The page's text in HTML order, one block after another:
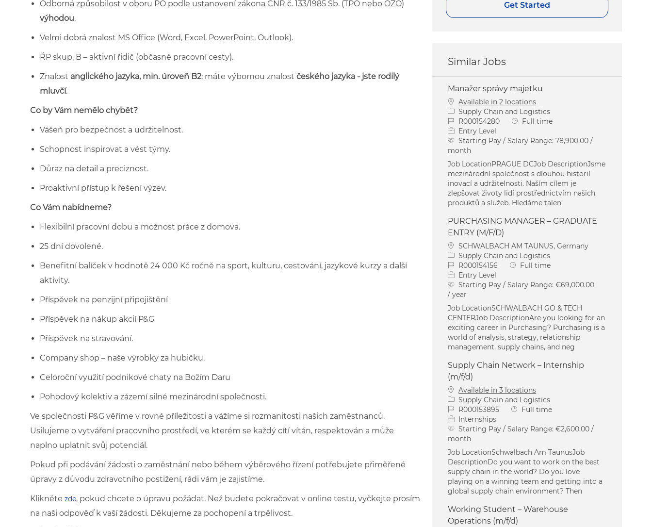
Odborná způsobilost v oboru PO podle ustanovení zákona ČNR č. 133/1985 Sb. (TPO nebo OZO)
výhodou.
Velmi dobrá znalost MS Office (Word, Excel, PowerPoint, Outlook).
ŘP skup. B – aktivní řidič (občasné pracovní cesty).
Znalost anglického jazyka, min. úroveň B2; máte výbornou znalost českého jazyka - jste rodilý
mluvčí.
Co by Vám nemělo chybět?
Vášeň pro bezpečnost a udržitelnost.
Schopnost inspirovat a vést týmy.
Důraz na detail a preciznost.
Proaktivní přístup k řešení výzev.
Co Vám nabídneme?
Flexibilní pracovní dobu a možnost práce z domova.
25 dní dovolené.
Benefitní balíček v hodnotě 24 000 Kč ročně na sport, kulturu, cestování, jazykové kurzy a další
aktivity.
Příspěvek na penzijní připojištění
Příspěvek na nákup akcií P&G
Příspěvek na stravování.
Company shop – naše výrobky za hubičku.
Celoroční využití podnikové chaty na Božím Daru
Pohodový kolektiv a zázemí silné mezinárodní společnosti.
Ve společnosti P&G věříme v rovné příležitosti a vážíme si rozmanitosti našich zaměstnanců.
Usilujeme o vytváření pracovního prostředí, ve kterém se každý cítí vítán, respektován a může
naplno uplatnit svůj potenciál.
Pokud při podávání žádosti o zaměstnání nebo během výběrového řízení potřebujete přiměřené
úpravy z důvodu zdravotního postižení, rádi vám je zajistíme.
Klikněte zde, pokud chcete o úpravu požádat. Než budete pokračovat v online testu, vyčkejte prosím
na naši odpověď k vaší žádosti. Děkujeme za pochopení a trpělivost.
Get Started
Similar Jobs
Manažer správy majetku
Available in 2 locations
Category
Supply Chain and Logistics
Job IdR000154280 Job Type
Full time
Entry Level
Starting Pay / Salary Range:78,900.00 /
month
Job LocationPRAGUE DCJob DescriptionJsme
mezinárodní společnost s dlouhou historií
inovací a udržitelnosti. Naším cílem je
zlepšovat životy lidí prostřednictvím našich
produktů a služeb. Hledáme talen
PURCHASING MANAGER – GRADUATE
ENTRY (M/F/D)
Location
SCHWALBACH AM TAUNUS, Germany
Category
Supply Chain and Logistics
Job IdR000154156 Job Type
Full time
Entry Level
Starting Pay / Salary Range:€69,000.00
/ year
Job LocationSCHWALBACH GO & TECH
CENTERJob DescriptionAre you looking for an
exciting career in Purchasing? Purchasing is a
world of analysis, strategy, relationship
management, supply chains, and neg
Supply Chain Network – Internship
(m/f/d)
Available in 3 locations
Category
Supply Chain and Logistics
Job IdR000153895 Job Type
Full time
Internships
Starting Pay / Salary Range:€2,600.00 /
month
Job LocationSchwalbach Am TaunusJob
DescriptionDo you want to work on the best
supply chain in the world? Do you love
playing on a winning team and getting into a
global supply chain environment? Then
Working Student – Warehouse
Operations (m/f/d)